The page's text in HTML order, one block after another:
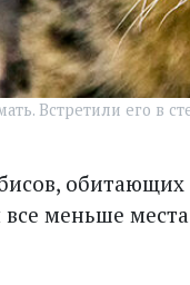
Встретили его в
обитающих
все меньше